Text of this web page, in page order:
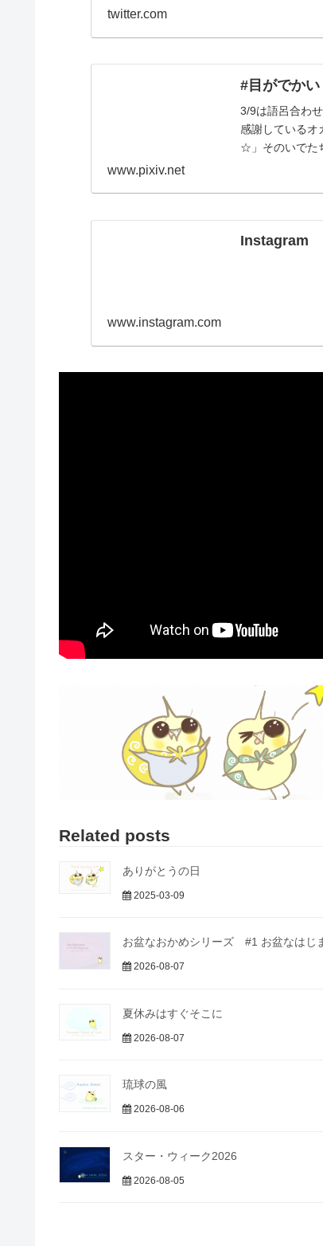
twitter.com
#目がでか
3/9は語呂合わ
感謝しているオ
☆」そのいでた
www.pixiv.net
Instagram
www.instagram.com
Related posts
ありがとうの日
2025-03-09
お盆なおかめシリーズ #1 お盆なはじ
2026-08-07
夏休みはすぐそこに
2026-08-07
琉球の風
2026-08-06
スター・ウィーク2026
2026-08-05